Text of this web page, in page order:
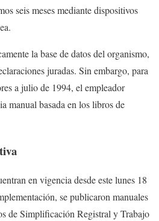
seis meses mediante dispositivos
la base de datos del organismo,
juradas. Sin embargo, para
a julio de 1994, el empleador
manual basada en los libros de
en vigencia desde este lunes 18
se publicaron manuales
de Simplificación Registral y Trabajo